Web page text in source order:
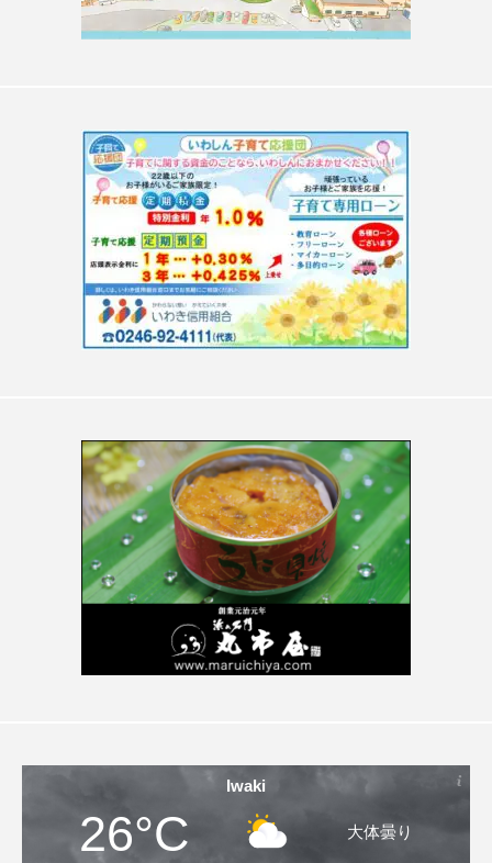
Iwaki
26°C 大体曇り